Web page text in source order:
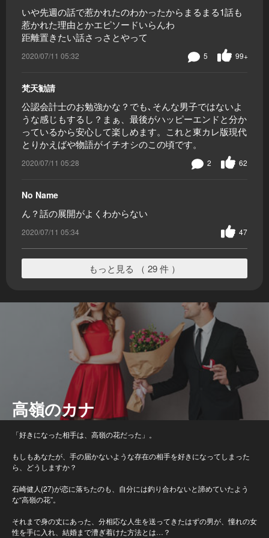
いや先週の話で惹かれたのわかったからまるまる1話も
惹かれた理由とかエピソードいらんわ
距離置きたい話さっさとやって
2020/07/11 05:32 99+
5
梵天勧請
公認会計士のお勉強かな？でも､そんな男子ではないよ
うな感じもするし？まぁ、最後がハッピーエンドと分か
っているから安心して楽しめます。これと東カレ版現代
とりかえばや物語がイチオシのこの頃です。
2020/07/11 05:28 62
2
No Name
ん？話の展開がよくわからない
2020/07/11 05:34 47
もっと見る （ 29 件 ）
高嶺のカナ
「好きになった相手は、高嶺の花だった」。
もしもあなたが、手の届かないような存在の相手を好きになってしまった
ら、どうしますか？
石崎健人(27)が恋に落ちたのも、自分には釣り合わないと諦めていたよう
な“高嶺の花”。
それまで身の丈にあった、分相応な人生を送ってきたはずの男が、憧れの女
性を手に入れ、結婚まで漕ぎ着けた方法とは…？